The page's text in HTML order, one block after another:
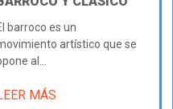
barroco es un
artístico que se
al...
MÁS